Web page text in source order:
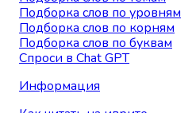
Подборка слов по уровням
Подборка слов по корням
Подборка слов по буквам
Спроси в Chat GPT
Информация